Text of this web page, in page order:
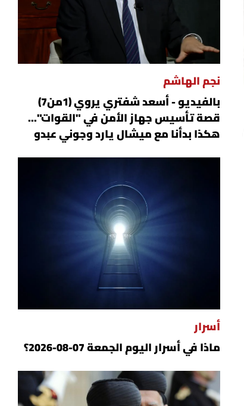
نجم الهاشم
بالفيديو - أسعد شفتري يروي (1من7)
قصة تأسيس جهاز الأمن في "القوات"...
هكذا بدأنا مع ميشال يارد وجوني عبدو
أسرار
ماذا في أسرار اليوم الجمعة 07-08-2026؟